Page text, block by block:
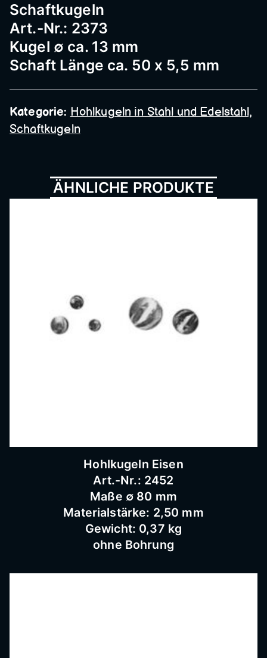
ahl,
Metall
bau,
Schmi
Schlos
serei,
hle,
Schmi
ederar
Schaftkugeln
Art.-Nr.: 2373
Kugel ∅ ca. 13 mm
Schaft Länge ca. 50 x 5,5 mm
Kategorie: Hohlkugeln in Stahl und Edelstahl,
Schaftkugeln
ÄHNLICHE PRODUKTE
Hohlkugeln Eisen
Art.-Nr.: 2452
Maße ∅ 80 mm
Materialstärke: 2,50 mm
Gewicht: 0,37 kg
ohne Bohrung